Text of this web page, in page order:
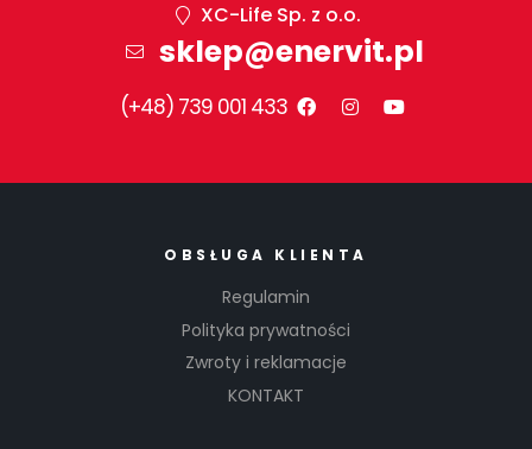
XC-Life Sp. z o.o.
sklep@enervit.pl
(+48) 739 001 433
OBSŁUGA KLIENTA
Regulamin
Polityka prywatności
Zwroty i reklamacje
KONTAKT